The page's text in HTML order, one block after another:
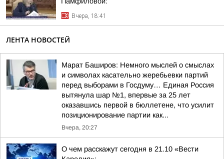
Вчера, 18:41
ЛЕНТА НОВОСТЕЙ
Марат Баширов: Немного мыслей о смыслах
и символах касательно жеребьевки партий
перед выборами в Госдуму… Единая Россия
вытянула шар №1, впервые за 25 лет
оказавшись первой в бюллетене, что усилит
позиционирование партии как...
Вчера, 20:27
О чем расскажут сегодня в 21.10 «Вести